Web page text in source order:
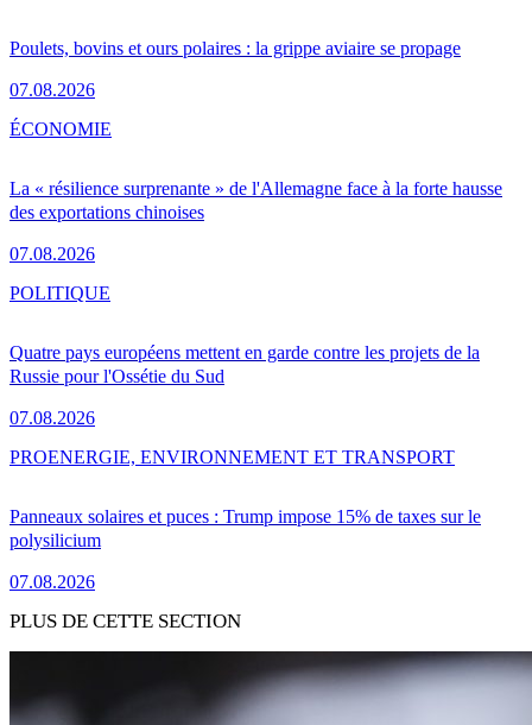
Poulets, bovins et ours polaires : la grippe aviaire se propage
07.08.2026
La « résilience surprenante » de l'Allemagne face à la forte hausse
des exportations chinoises
07.08.2026
ÉCONOMIE
Quatre pays européens mettent en garde contre les projets de la
Russie pour l'Ossétie du Sud
07.08.2026
POLITIQUE
Panneaux solaires et puces : Trump impose 15% de taxes sur le
polysilicium
07.08.2026
PROENERGIE, ENVIRONNEMENT ET TRANSPORT
PLUS DE CETTE SECTION